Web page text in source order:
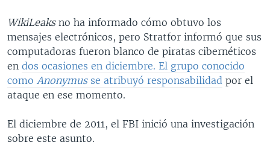
WikiLeaks no ha informado cómo obtuvo los
mensajes electrónicos, pero Stratfor informó que sus
computadoras fueron blanco de piratas cibernéticos
en dos ocasiones en diciembre. El grupo conocido
como Anonymus se atribuyó responsabilidad por el
ataque en ese momento.
El diciembre de 2011, el FBI inició una investigación
sobre este asunto.